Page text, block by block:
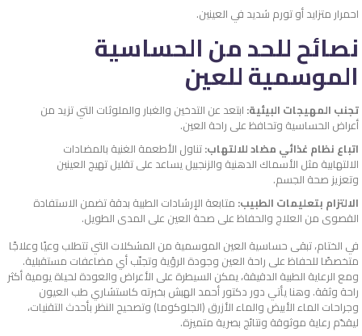
احمرار متزايد أو تورم شديد في العينين.
نصائح للحد من الحساسية
الموسمية للعين
تجنب المهيجات البيئية: ابتعد عن التدخين والغبار والملوثات التي تزيد من
أعراض الحساسية وتحافظ على راحة العين.
اتباع نظام غذائي مضاد للالتهاب:تناول الأطعمة الغنية بالمضادات
الالتهابية مثل الأسماك الدهنية والزنجبيل يساعد على تقليل تهيج العينين
وتعزيز صحة الجسم.
الالتزام بتعليمات الطبيب: متابعة الإرشادات الطبية بدقة تضمن الاستفادة
القصوى من العلاج والحفاظ على صحة العين على المدى الطويل.
في الختام، تبقى حساسية العين الموسمية من المشكلات التي تتطلب وعيًا وعلاجًا
متخصصًا للحفاظ على راحة العين وجودة الرؤية وتجنّب أي مضاعفات مستقبلية.
ومع الرعاية الطبية الدقيقة، يمكن السيطرة على الأعراض والعودة لحياة يومية أكثر
راحة وثقة. وهنا يأتي دور دكتور أحمد الهبش بخبرته كاستشاري طب العيون
وجراحات الماء الأبيض والماء الأزرق (الجلوكوما) وتصحيح النظر بأحدث التقنيات،
ليقدّم رعاية موثوقة ونتائج بصرية متميزة.